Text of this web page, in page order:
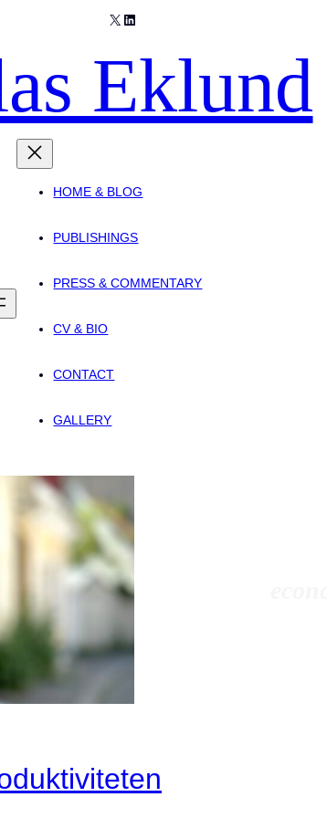
X LinkedIn
Eklund
HOME & BLOG
PUBLISHINGS
PRESS & COMMENTARY
CV & BIO
CONTACT
GALLERY